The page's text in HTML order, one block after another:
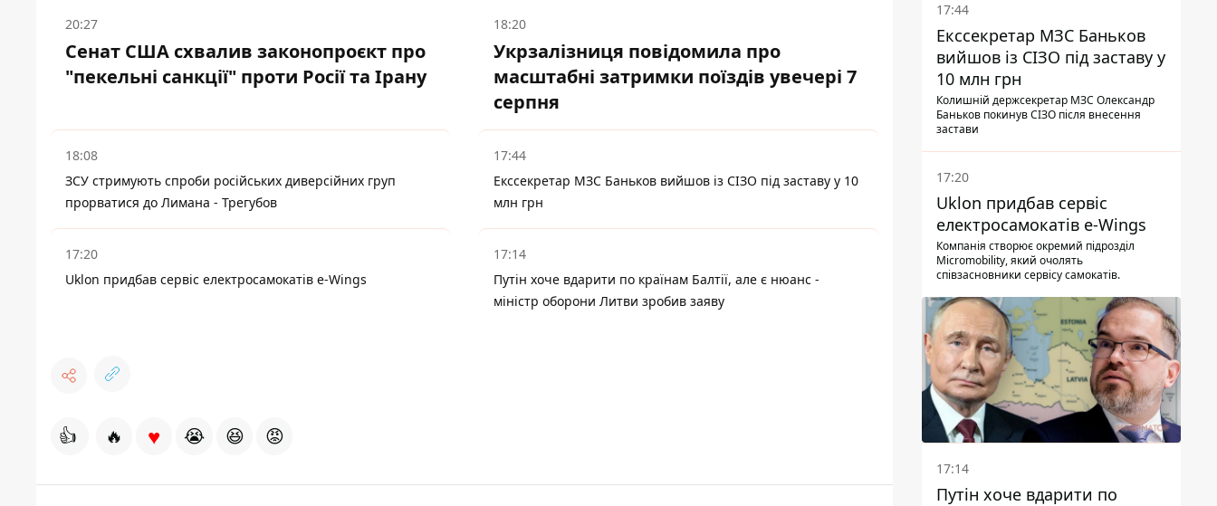
20:27
Сенат США схвалив законопроєкт про
"пекельні санкції" проти Росії та Ірану
18:20
Укрзалізниця повідомила про
масштабні затримки поїздів увечері 7
серпня
18:08
ЗСУ стримують спроби російських диверсійних груп
прорватися до Лимана - Трегубов
17:44
Екссекретар МЗС Баньков вийшов із СІЗО під заставу у 10
млн грн
17:20
Uklon придбав сервіс електросамокатів e-Wings
17:14
Путін хоче вдарити по країнам Балтії, але є нюанс -
міністр оборони Литви зробив заяву
👍 🔥 ♥ 😭 😆 😡
17:44
Екссекретар МЗС Баньков
вийшов із СІЗО під заставу у
10 млн грн
Колишній держсекретар МЗС Олександр
Баньков покинув СІЗО після внесення
застави
17:20
Uklon придбав сервіс
електросамокатів e-Wings
Компанія створює окремий підрозділ
Micromobility, який очолять
співзасновники сервісу самокатів.
17:14
Путін хоче вдарити по